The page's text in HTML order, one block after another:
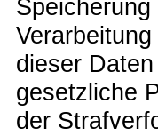
dieser
gesetzliche
der